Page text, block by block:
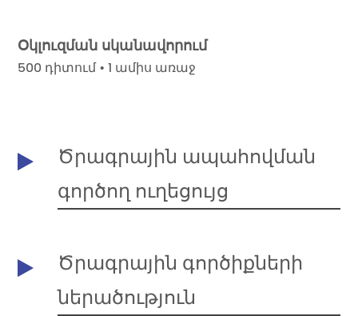
Օկլուզման սկանավորում
500 դիտում • 1 ամիս առաջ
Ծրագրային ապահովման
գործող ուղեցույց
Ծրագրային գործիքների
ներածություն